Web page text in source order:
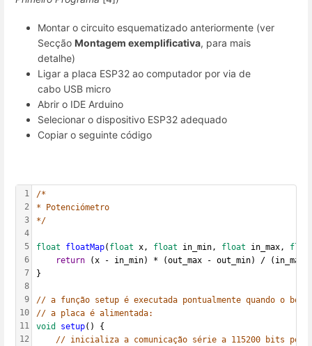
Montar o circuito esquematizado anteriormente (ver
Secção Montagem exemplificativa, para mais
detalhe)
Ligar a placa ESP32 ao computador por via de
cabo USB micro
Abrir o IDE Arduino
Selecionar o dispositivo ESP32 adequado
Copiar o seguinte código
1
2
3
4
5
6
7
8
9
10
11
12
/*
* Potenciómetro
*/
float floatMap( float x, float in_min, float in_max,
return (x - in_min) * (out_max - out_min) / (in_max
}
// a função setup é executada pontualmente quando o
// a placa é alimentada:
void
setup() {
// inicializa a comunicação série a 115200 bits por